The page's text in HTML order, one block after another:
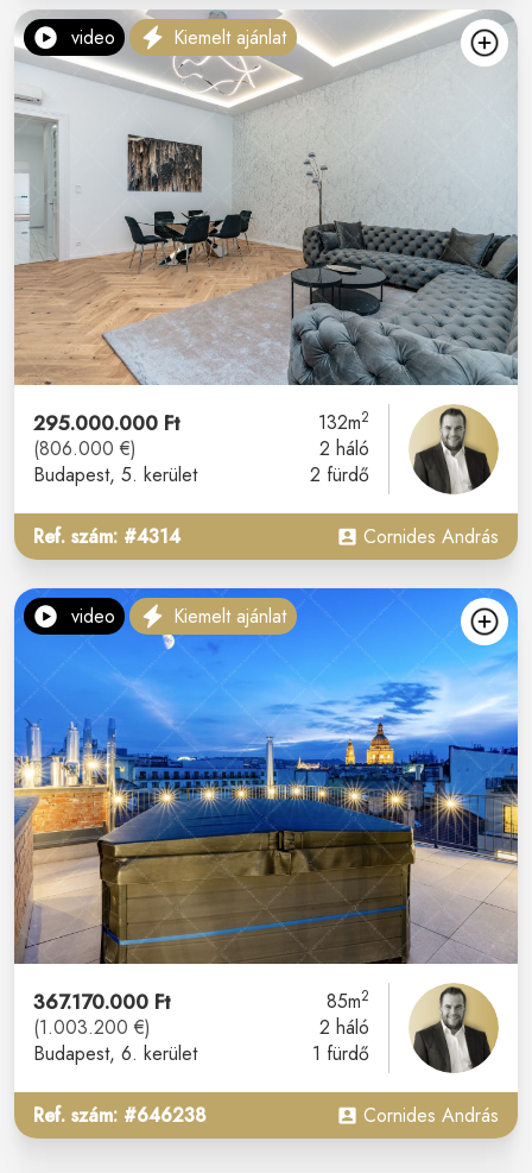
video Kiemelt ajánlat
295.000.000 Ft
(806.000 €)
Budapest, 5. kerület
132m2
2 háló
2 fürdő
Ref. szám: #4314 Cornides András
video Kiemelt ajánlat
367.170.000 Ft
(1.003.200 €)
Budapest, 6. kerület
85m2
2 háló
1 fürdő
Ref. szám: #646238 Cornides András